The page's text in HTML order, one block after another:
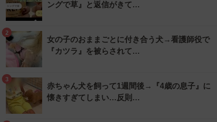
ングで草』と返信がきて…
2
女の子のおままごとに付き合う犬→看護師役で
『カツラ』を被らされて…
3
赤ちゃん犬を飼って1週間後→『4歳の息子』に
懐きすぎてしまい…反則…